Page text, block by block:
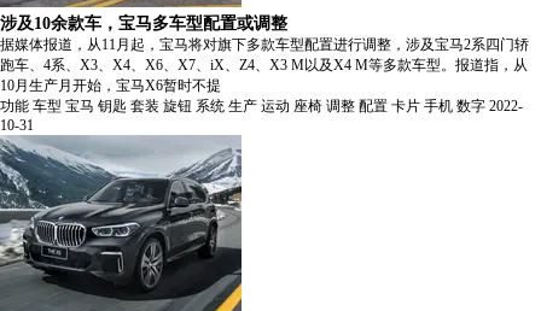
涉及10余款车，宝马多车型配置或调整
据媒体报道，从11月起，宝马将对旗下多款车型配置进行调整，涉及宝马2系四门轿
跑车、4系、X3、X4、X6、X7、iX、Z4、X3 M以及X4 M等多款车型。报道指，从
10月生产月开始，宝马X6暂时不提
功能 车型 宝马 钥匙 套装 旋钮 系统 生产 运动 座椅 调整 配置 卡片 手机 数字 2022-
10-31